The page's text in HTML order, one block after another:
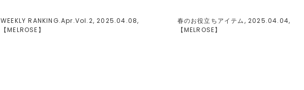
WEEKLY RANKING.Apr.Vol.2, 2025.04.08,
【MELROSE】
春のお役立ちアイテム, 2025.04.04,
【MELROSE】